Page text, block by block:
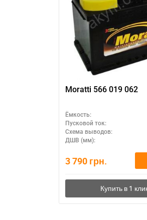
Moratti 566 019 062
Ёмкость:
Пусковой ток:
Схема выводов:
ДШВ (мм):
3 790 грн.